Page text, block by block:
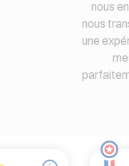
nous
nous
une